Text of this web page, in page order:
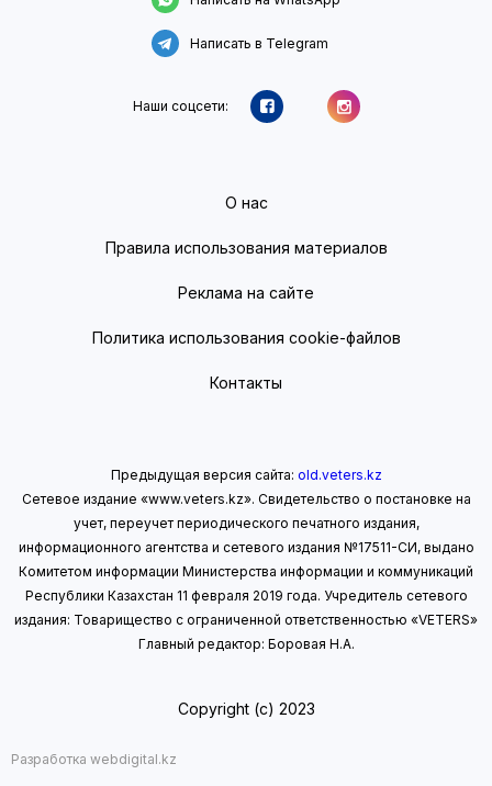
Написать в Telegram
Наши соцсети:
О нас
Правила использования материалов
Реклама на сайте
Политика использования cookie-файлов
Контакты
Предыдущая версия сайта: old.veters.kz
Сетевое издание «www.veters.kz». Свидетельство о постановке на
учет, переучет периодического печатного издания,
информационного агентства и сетевого издания №17511-СИ, выдано
Комитетом информации Министерства информации и коммуникаций
Республики Казахстан 11 февраля 2019 года. Учредитель сетевого
издания: Товарищество с ограниченной ответственностью «VETERS»
Главный редактор: Боровая Н.А.
Copyright (с) 2023
Разработка webdigital.kz